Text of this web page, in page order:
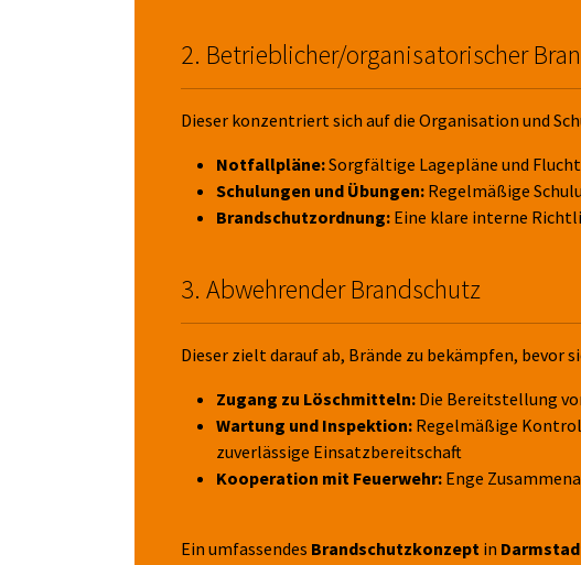
2. Betrieblicher/organisatorischer
Dieser konzentriert sich auf die Organisation und
Notfallpläne:Sorgfältige Lagepläne und
Schulungen und Übungen: Regelmäßige
Brandschutzordnung: Eine klare interne
3. Abwehrender Brandschutz
Dieser zielt darauf ab, Brände zu bekämpfen, bevor
Zugang zu Löschmitteln: Die Bereitstellung
Wartung und Inspektion: Regelmäßige
zuverlässige Einsatzbereitschaft
Kooperation mit Feuerwehr: Enge
Ein umfassendes Brandschutzkonzept in